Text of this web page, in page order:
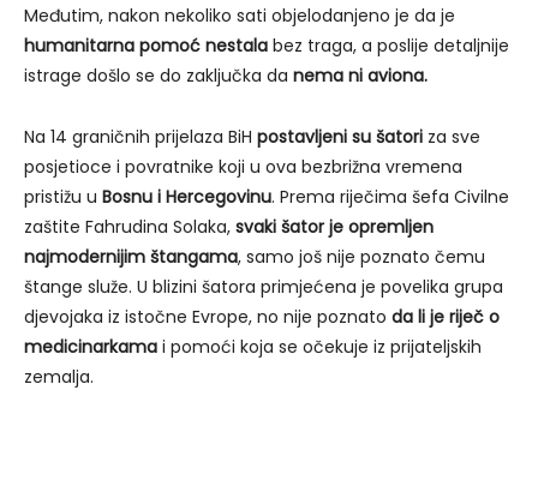
Međutim, nakon nekoliko sati objelodanjeno je da je
humanitarna pomoć nestala bez traga, a poslije detaljnije
istrage došlo se do zaključka da nema ni aviona.
Na 14 graničnih prijelaza BiH postavljeni su šatori za sve
posjetioce i povratnike koji u ova bezbrižna vremena
pristižu u Bosnu i Hercegovinu. Prema riječima šefa Civilne
zaštite Fahrudina Solaka, svaki šator je opremljen
najmodernijim štangama, samo još nije poznato čemu
štange služe. U blizini šatora primjećena je povelika grupa
djevojaka iz istočne Evrope, no nije poznato da li je riječ o
medicinarkama i pomoći koja se očekuje iz prijateljskih
zemalja.